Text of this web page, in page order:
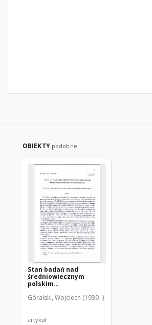
OBIEKTY podobne
Stan badań nad
średniowiecznym
polskim
synodalnym
Góralski, Wojciech (1939- )
artykuł